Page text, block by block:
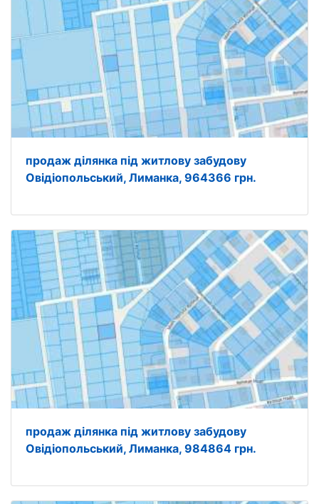
продаж ділянка під житлову забудову
Овідіопольський, Лиманка, 964366 грн.
продаж ділянка під житлову забудову
Овідіопольський, Лиманка, 984864 грн.